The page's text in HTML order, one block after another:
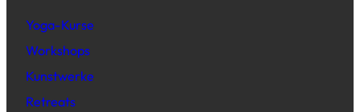
Yoga-Kurse
Workshops
Kunstwerke
Retreats